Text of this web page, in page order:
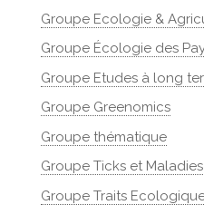
Groupe Ecologie &
Groupe Écologie des
Groupe Etudes à long
Groupe Greenomics
Groupe thématique
Groupe Ticks et
Groupe Traits